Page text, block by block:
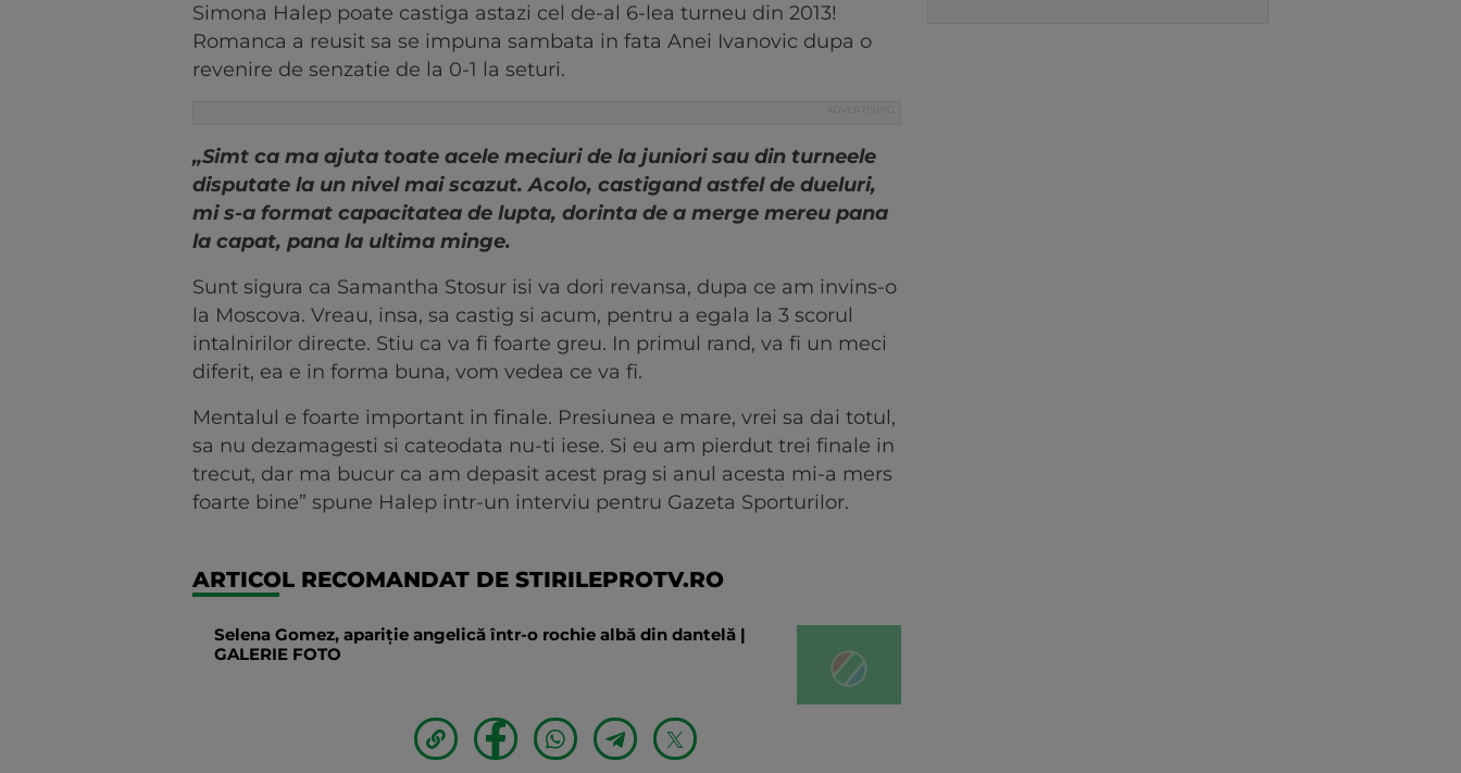
Simona Halep poate castiga astazi cel de-al 6-lea turneu din 2013!
Romanca a reusit sa se impuna sambata in fata Anei Ivanovic dupa o
revenire de senzatie de la 0-1 la seturi.
„Simt ca ma ajuta toate acele meciuri de la juniori sau din turneele
disputate la un nivel mai scazut. Acolo, castigand astfel de dueluri,
mi s-a format capacitatea de lupta, dorinta de a merge mereu pana
la capat, pana la ultima minge.
Sunt sigura ca Samantha Stosur isi va dori revansa, dupa ce am invins-o
la Moscova. Vreau, insa, sa castig si acum, pentru a egala la 3 scorul
intalnirilor directe. Stiu ca va fi foarte greu. In primul rand, va fi un meci
diferit, ea e in forma buna, vom vedea ce va fi.
Mentalul e foarte important in finale. Presiunea e mare, vrei sa dai totul,
sa nu dezamagesti si cateodata nu-ti iese. Si eu am pierdut trei finale in
trecut, dar ma bucur ca am depasit acest prag si anul acesta mi-a mers
foarte bine” spune Halep intr-un interviu pentru Gazeta Sporturilor.
ARTICOL RECOMANDAT DE STIRILEPROTV.RO
Selena Gomez, apariție angelică într-o rochie albă din dantelă |
GALERIE FOTO